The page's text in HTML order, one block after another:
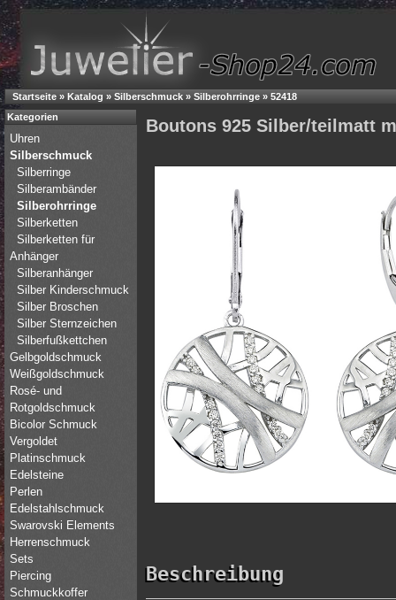
Startseite » Katalog » Silberschmuck » Silberohrringe » 52418
Boutons 925 Silber/teilmatt
Beschreibung
Kategorien
Uhren
Silberschmuck
Silberringe
Silberambänder
Silberohrringe
Silberketten
Silberketten für
Anhänger
Silberanhänger
Silber Kinderschmuck
Silber Broschen
Silber Sternzeichen
Silberfußkettchen
Gelbgoldschmuck
Weißgoldschmuck
Rosé- und
Rotgoldschmuck
Bicolor Schmuck
Vergoldet
Platinschmuck
Edelsteine
Perlen
Edelstahlschmuck
Swarovski Elements
Herrenschmuck
Sets
Piercing
Schmuckkoffer